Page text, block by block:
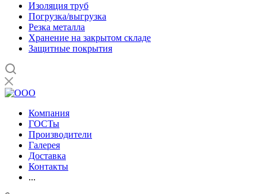
Изоляция труб
Погрузка/выгрузка
Резка металла
Хранение на закрытом складе
Защитные покрытия
Компания
ГОСТы
Производители
Галерея
Доставка
Контакты
...